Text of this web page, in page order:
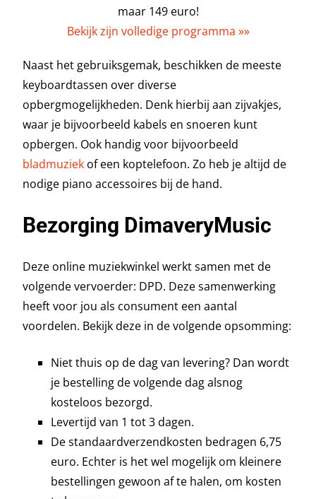
maar 149 euro!
Bekijk zijn volledige programma »»
Naast het gebruiksgemak, beschikken de meeste
keyboardtassen over diverse
opbergmogelijkheden. Denk hierbij aan zijvakjes,
waar je bijvoorbeeld kabels en snoeren kunt
opbergen. Ook handig voor bijvoorbeeld
bladmuziek of een koptelefoon. Zo heb je altijd de
nodige piano accessoires bij de hand.
Bezorging DimaveryMusic
Deze online muziekwinkel werkt samen met de
volgende vervoerder: DPD. Deze samenwerking
heeft voor jou als consument een aantal
voordelen. Bekijk deze in de volgende opsomming:
Niet thuis op de dag van levering? Dan wordt
je bestelling de volgende dag alsnog
kosteloos bezorgd.
Levertijd van 1 tot 3 dagen.
De standaardverzendkosten bedragen 6,75
euro. Echter is het wel mogelijk om kleinere
bestellingen gewoon af te halen, om kosten